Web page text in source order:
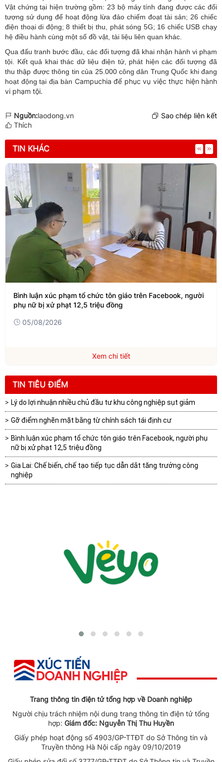
Vật chứng tại hiện trường gồm: 23 bộ máy tính đang được các đối
tượng sử dụng để hoạt động lừa đảo chiếm đoạt tài sản; 26 chiếc
điện thoại di động; 8 thiết bị thu, phát sóng 5G; 16 chiếc USB chạy
hệ điều hành cùng một số đồ vật, tài liệu liên quan khác.
Qua đấu tranh bước đầu, các đối tượng đã khai nhận hành vi phạm
tội. Kết quả khai thác dữ liệu điện tử, phát hiện các đối tượng đã
thu thập được thông tin của 25.000 công dân Trung Quốc khi đang
hoạt động tại địa bàn Campuchia để phục vụ việc thực hiện hành
vi phạm tội.
Nguồn:laodong.vn
Sao chép liên kết
Thích
TIN KHÁC
Bình luận xúc phạm tổ chức tôn giáo trên Facebook, người
phụ nữ bị xử phạt 12,5 triệu đồng
05/08/2026
Xem chi tiết
TIN TIÊU ĐIỂM
Lý do lợi nhuận nhiều chủ đầu tư khu công nghiệp sụt giảm
Gỡ điểm nghẽn mặt bằng từ chính sách tái định cư
Bình luận xúc phạm tổ chức tôn giáo trên Facebook, người phụ
nữ bị xử phạt 12,5 triệu đồng
Gia Lai: Chế biến, chế tạo tiếp tục dẫn dắt tăng trưởng công
nghiệp
Trang thông tin điện tử tổng hợp về Doanh nghiệp
Người chịu trách nhiệm nội dung trang thông tin điện tử tổng
hợp: Giám đốc: Nguyễn Thị Thu Huyền
Giấy phép hoạt động số 4903/GP-TTĐT do Sở Thông tin và
Truyền thông Hà Nội cấp ngày 09/10/2019